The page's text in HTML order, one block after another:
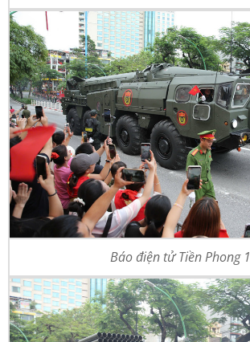
Báo điện tử Tiền Phong 1